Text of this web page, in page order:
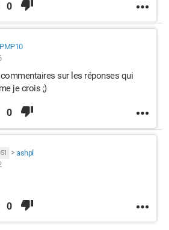
0
sur les réponses qui
je crois ;)
0
> ashpl
0